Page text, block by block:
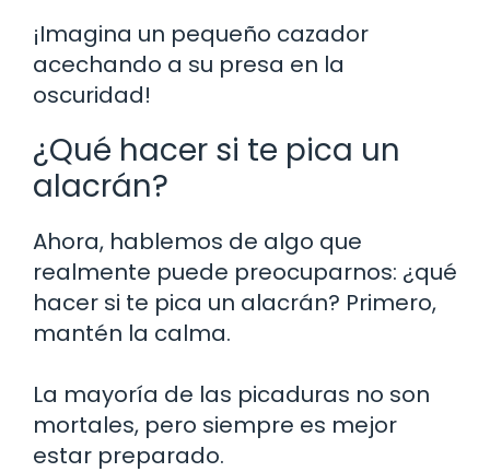
¡Imagina un pequeño cazador
acechando a su presa en la
oscuridad!
¿Qué hacer si te pica un
alacrán?
Ahora, hablemos de algo que
realmente puede preocuparnos: ¿qué
hacer si te pica un alacrán? Primero,
mantén la calma.
La mayoría de las picaduras no son
mortales, pero siempre es mejor
estar preparado.